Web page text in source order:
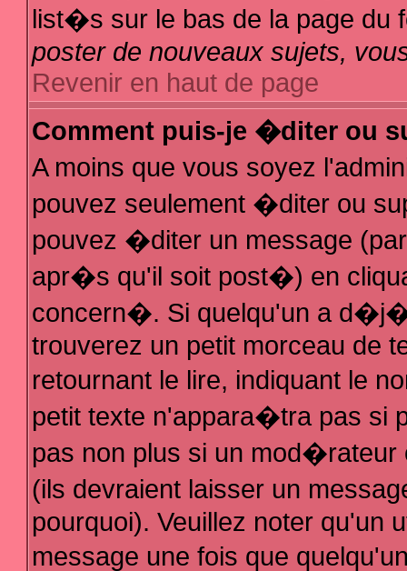
list�s sur le bas de la page du
poster de nouveaux sujets,
Revenir en haut de page
Comment puis-je �diter ou
A moins que vous soyez
pouvez seulement �diter ou
pouvez �diter un message
apr�s qu'il soit post�) en
concern�. Si quelqu'un a
trouverez un petit morceau de
retournant le lire, indiquant le
petit texte n'appara�tra pas si
pas non plus si un
(ils devraient laisser un
pourquoi). Veuillez noter qu'un
message une fois que